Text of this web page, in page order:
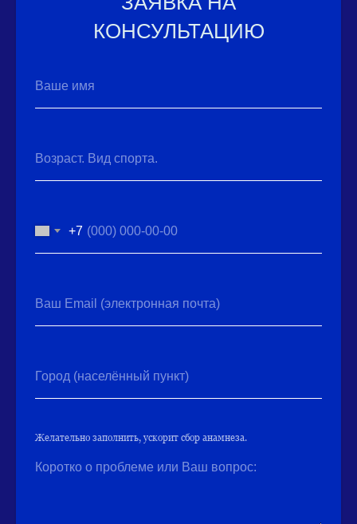
КОНСУЛЬТАЦИЮ
Ваше имя
Возраст. Вид спорта.
+7
Ваш Email (электронная почта)
Город (населённый пункт)
Желательно заполнить, ускорит сбор анамнеза.
Коротко о проблеме или Ваш вопрос: